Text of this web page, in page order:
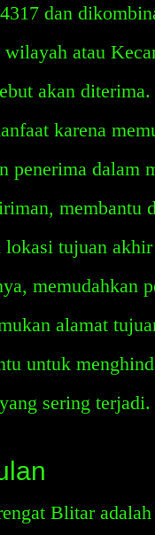
dan
wilayah atau
akan
karena
penerima dalam
membantu
lokasi tujuan akhir
memudahkan
alamat
untuk
sering terjadi.
Blitar